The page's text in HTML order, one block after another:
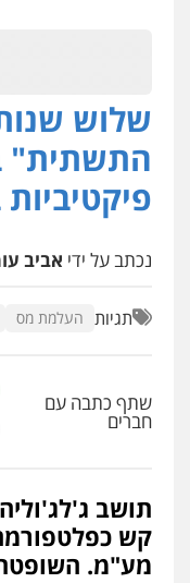
פלילי
–
פלילי
שלוש
התשתית"
נכתב על ידי אביב
תגיות העלמת מס
שתף כתבה עם
חברים
תושב
קש כפלטפורמה
מע"מ.